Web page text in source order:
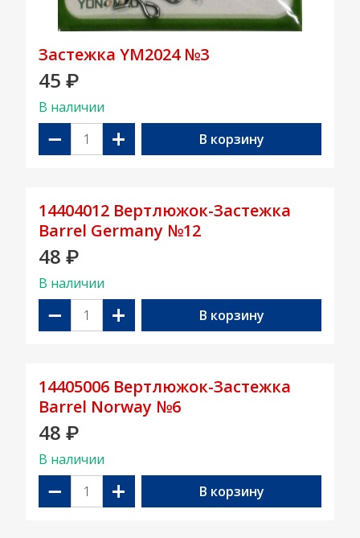
Застежка YM2024 №3
45 ₽
В наличии
− + В корзину
14404012 Вертлюжок-Застежка
Barrel Germany №12
48 ₽
В наличии
− + В корзину
14405006 Вертлюжок-Застежка
Barrel Norway №6
48 ₽
В наличии
− + В корзину